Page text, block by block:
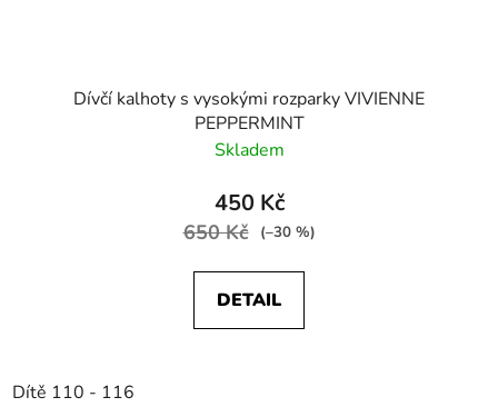
Dívčí kalhoty s vysokými rozparky VIVIENNE
PEPPERMINT
Skladem
450 Kč
650 Kč (–30 %)
DETAIL
Dítě 110 - 116